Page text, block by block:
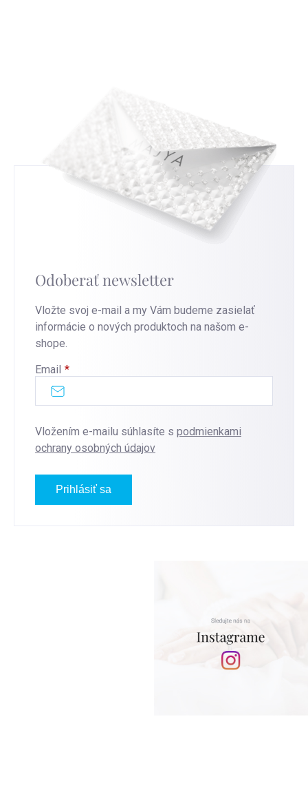
Odoberať newsletter
Vložte svoj e-mail a my Vám budeme zasielať
informácie o nových produktoch na našom e-
shope.
Email
Vložením e-mailu súhlasíte s podmienkami
ochrany osobných údajov
Prihlásiť sa